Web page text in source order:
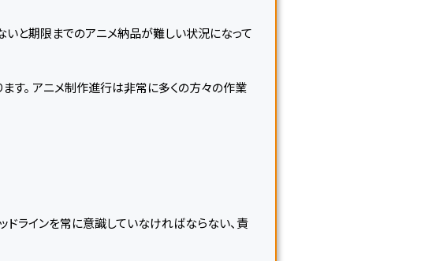
いと期限までのアニメ納品が難しい状況になって
す。 アニメ制作進行は非常に多くの方々の作業
ラインを常に意識していなければならない、責